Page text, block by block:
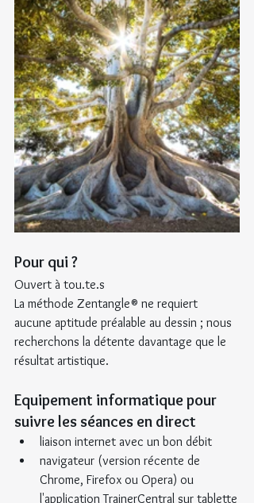
Pour qui ?
Ouvert à tou.te.s
La méthode Zentangle® ne requiert
aucune aptitude préalable au dessin ; nous
recherchons la détente davantage que le
résultat artistique.
Equipement informatique pour
suivre les séances en direct
liaison internet avec un bon débit
navigateur (version récente de
Chrome, Firefox ou Opera) ou
l'application TrainerCentral sur tablette